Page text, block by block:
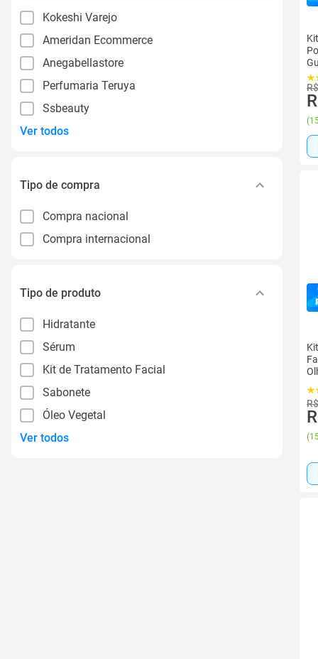
Kokeshi Varejo
Ameridan Ecommerce
Anegabellastore
Perfumaria Teruya
Ssbeauty
Ver todos
Tipo de compra
Compra nacional
Compra internacional
Tipo de produto
Hidratante
Sérum
Kit de Tratamento Facial
Sabonete
Óleo Vegetal
Ver todos
(
(